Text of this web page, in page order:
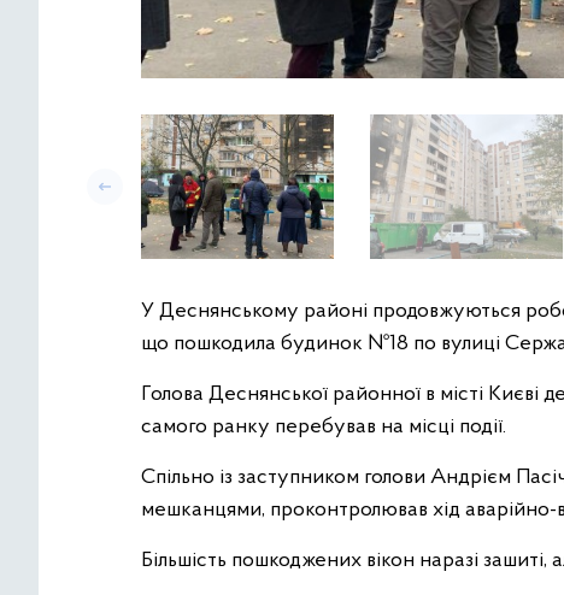
У Деснянському районі продовжуються
що пошкодила будинок №18 по вулиці
Голова Деснянської районної в місті Києві
самого ранку перебував на місці події.
Спільно із заступником голови Андрієм
мешканцями, проконтролював хід аварійно-
Більшість пошкоджених вікон наразі зашиті,